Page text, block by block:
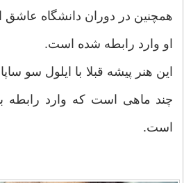
همچنین در دوران دانشگاه
او وارد رابطه شده است.
این هنر پیشه قبلا با ایلول سو
چند ماهی است که وارد رابطه
است.